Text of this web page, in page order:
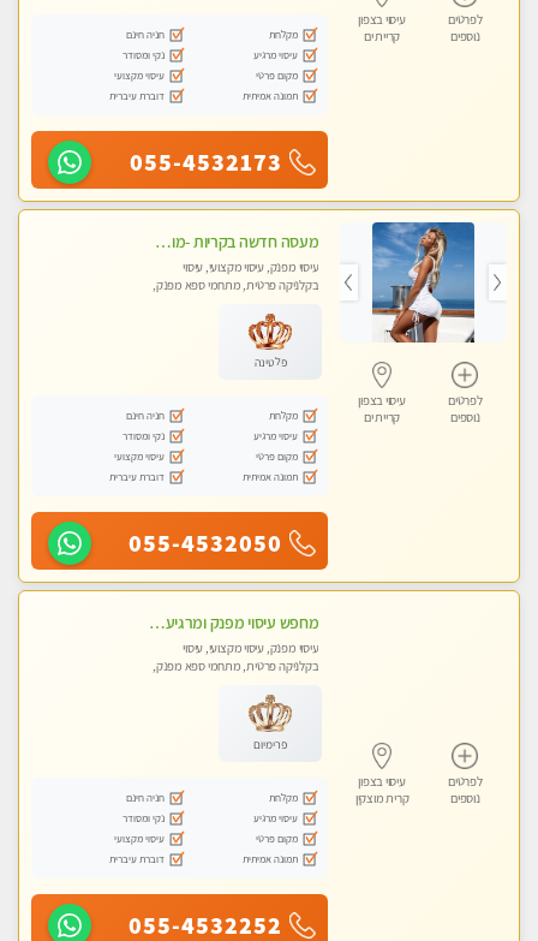
לפרטים
נוספים
עיסוי בצפון
קריית ים
מקלחת
חניה חינם
עיסוי מרגיע
נקי ומסודר
מקום פרטי
עיסוי מקצועי
תמונה אמיתית
דוברת עיברית
055-4532173
לפרטים
נוספים
עיסוי בצפון
קריית ים
מעסה חדשה בקריות -מומלץ לחלוטין!!!! כל סוגי העיסויים מעסה מקצועית ואיכותית פרטי!!!
עיסוי מפנק, עיסוי מקצועי, עיסוי
בקלניקה פרטית, מתחמי ספא מפנק,
פלטינה
מקלחת
חניה חינם
עיסוי מרגיע
נקי ומסודר
מקום פרטי
עיסוי מקצועי
תמונה אמיתית
דוברת עיברית
055-4532050
לפרטים
נוספים
עיסוי בצפון
קרית מוצקין
מחפש עיסוי מפנק ומרגיע? בוא להכיר את הצוות המעסות החדשות שלנו. מקום מושלם !
עיסוי מפנק, עיסוי מקצועי, עיסוי
בקלניקה פרטית, מתחמי ספא מפנק,
פרימיום
מקלחת
חניה חינם
עיסוי מרגיע
נקי ומסודר
מקום פרטי
עיסוי מקצועי
תמונה אמיתית
דוברת עיברית
055-4532252